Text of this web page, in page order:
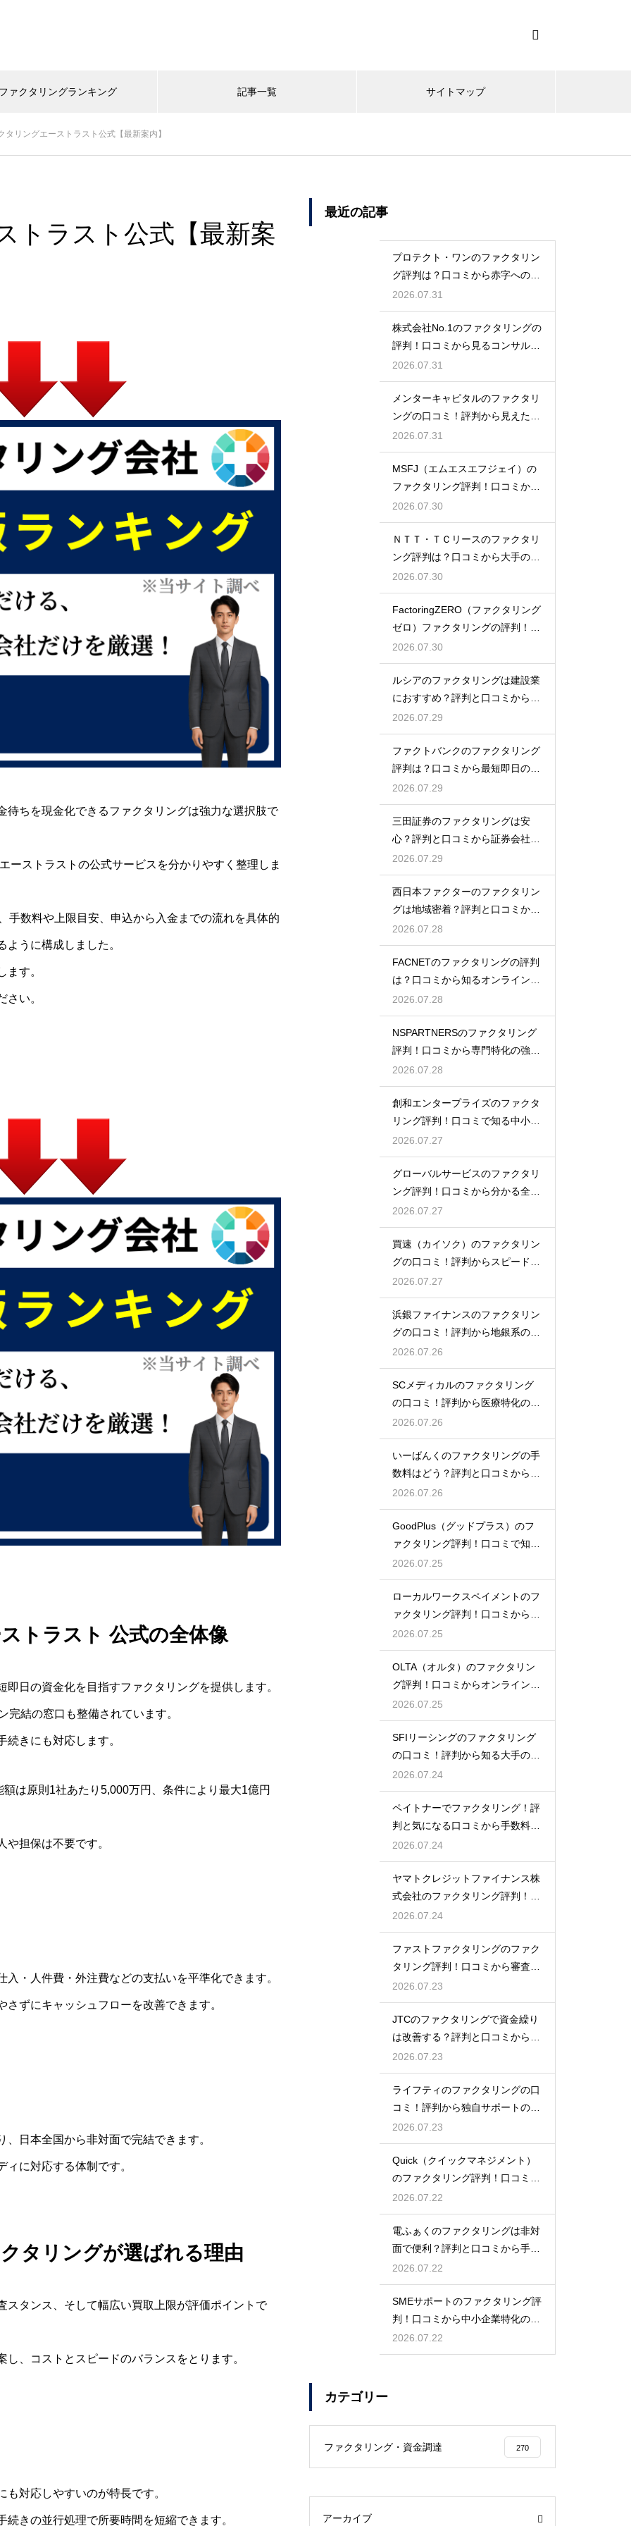
ァクタリングランキング 記事一覧 サイトマップ
タリングエーストラスト公式【最新案内】
トラスト公式【最新案
ちを現金化できるファクタリングは強力な選択肢で
ーストラストの公式サービスを分かりやすく整理しま
手数料や上限目安、申込から入金までの流れを具体的
うに構成しました。
す。
い。
トラスト 公式の全体像
日の資金化を目指すファクタリングを提供します。
結の窓口も整備されています。
きにも対応します。
は原則1社あたり5,000万円、条件により最大1億円
担保は不要です。
・人件費・外注費などの支払いを平準化できます。
ずにキャッシュフローを改善できます。
日本全国から非対面で完結できます。
に対応する体制です。
タリングが選ばれる理由
タンス、そして幅広い買取上限が評価ポイントで
、コストとスピードのバランスをとります。
対応しやすいのが特長です。
きの並行処理で所要時間を短縮できます。
最近の記事
プロテクト・ワンのファクタリン
グ評判は？口コミから赤字への対
応力を調査
2026.07.31
株式会社No.1のファクタリングの
評判！口コミから見るコンサル力
とは
2026.07.31
メンターキャピタルのファクタリ
ングの口コミ！評判から見えた利
用者の本音
2026.07.31
MSFJ（エムエスエフジェイ）の
ファクタリング評判！口コミから
探る利点
2026.07.30
ＮＴＴ・ＴＣリースのファクタリ
ング評判は？口コミから大手の安
心感を検証
2026.07.30
FactoringZERO（ファクタリング
ゼロ）ファクタリングの評判！口
コミは？
2026.07.30
ルシアのファクタリングは建設業
におすすめ？評判と口コミから専
門性を確認
2026.07.29
ファクトバンクのファクタリング
評判は？口コミから最短即日の入
金を検証
2026.07.29
三田証券のファクタリングは安
心？評判と口コミから証券会社の
実力を検証
2026.07.29
西日本ファクターのファクタリン
グは地域密着？評判と口コミから
真相を探る
2026.07.28
FACNETのファクタリングの評判
は？口コミから知るオンラインの
魅力
2026.07.28
NSPARTNERSのファクタリング
評判！口コミから専門特化の強み
を解説
2026.07.28
創和エンタープライズのファクタ
リング評判！口コミで知る中小企
業への支援
2026.07.27
グローバルサービスのファクタリ
ング評判！口コミから分かる全国
対応の強み
2026.07.27
買速（カイソク）のファクタリン
グの口コミ！評判からスピード入
金を大調査
2026.07.27
浜銀ファイナンスのファクタリン
グの口コミ！評判から地銀系の安
心感を分析
2026.07.26
SCメディカルのファクタリング
の口コミ！評判から医療特化の調
達力を解剖
2026.07.26
いーばんくのファクタリングの手
数料はどう？評判と口コミからコ
ストを解説
2026.07.26
GoodPlus（グッドプラス）のフ
ァクタリング評判！口コミで知る
魅力
2026.07.25
ローカルワークスペイメントのフ
ァクタリング評判！口コミから探
るメリット
2026.07.25
OLTA（オルタ）のファクタリン
グ評判！口コミからオンライン完
結を検証
2026.07.25
SFIリーシングのファクタリング
の口コミ！評判から知る大手の確
かな実績
2026.07.24
ペイトナーでファクタリング！評
判と気になる口コミから手数料の
真実を探る
2026.07.24
ヤマトクレジットファイナンス株
式会社のファクタリング評判！口
コミと実績
2026.07.24
ファストファクタリングのファク
タリング評判！口コミから審査の
裏側を分析
2026.07.23
JTCのファクタリングで資金繰り
は改善する？評判と口コミから事
例を紹介
2026.07.23
ライフティのファクタリングの口
コミ！評判から独自サポートの良
さを実感
2026.07.23
Quick（クイックマネジメント）
のファクタリング評判！口コミで
の評価
2026.07.22
電ふぁくのファクタリングは非対
面で便利？評判と口コミから手軽
さを検証
2026.07.22
SMEサポートのファクタリング評
判！口コミから中小企業特化の強
みを調査
2026.07.22
カテゴリー
ファクタリング・資金調達 270
アーカイブ